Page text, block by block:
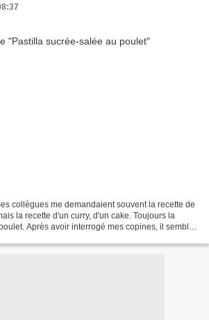
collègues me demandaient souvent la recette de
la recette d'un curry, d'un cake. Toujours la
Après avoir interrogé mes copines, il semble